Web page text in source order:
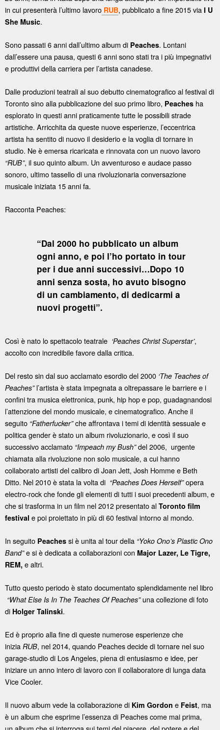
in cui presenterà l’ultimo lavoro RUB, pubblicato a fine 2015 via I U
She Music.
Sono passati 6 anni dall’ultimo album di Peaches. Lontani
dall’essere una pausa, questi 6 anni sono stati tra i più impegnativi
e produttivi della carriera per l’artista canadese.
Dalle produzioni teatrali al suo debutto cinematografico al festival di
Toronto sino alla pubblicazione del suo primo libro, Peaches ha
esplorato in questi anni praticamente tutte le possibili strade
artistiche. Arricchita da queste nuove esperienze, l’eccentrica
artista ha sentito di nuovo il desiderio e la voglia di tornare in
studio. Ne è emersa ricaricata e rinnovata con un nuovo lavoro
“RUB”, il suo quinto album. Un avventuroso e audace passo
sonoro, ultimo tassello di una rivoluzionaria conversazione
musicale iniziata 15 anni fa.
Racconta Peaches:
“Dal 2000 ho pubblicato un album
ogni anno, e poi l’ho portato in tour
per i due anni successivi…Dopo 10
anni senza sosta, ho avuto bisogno
di un cambiamento, di dedicarmi a
nuovi progetti”.
Così è nato lo spettacolo teatrale ‘Peaches Christ Superstar’,
accolto con incredibile favore dalla critica.
Del resto sin dal suo acclamato esordio del 2000 ‘The Teaches of
Peaches”l’artista è stata impegnata a oltrepassare le barriere e i
confini tra musica elettronica, punk, hip hop e pop, guadagnandosi
l’attenzione del mondo musicale, e cinematografico. Anche il
seguito “Fatherfucker”che affrontava i temi di identità sessuale e
politica gender è stato un album rivoluzionario, e così il suo
successivo acclamato “Impeach my Bush”del 2006, urgente
chiamata alla rivoluzione non solo musicale, a cui hanno
collaborato artisti del calibro di Joan Jett, Josh Homme e Beth
Ditto. Nel 2010 è stata la volta di “Peaches Does Herself”opera
electro-rock che fonde gli elementi di tutti i suoi precedenti album, e
che si trasforma in un film nel 2012 presentato al Toronto film
festival e poi proiettato in più di 60 festival intorno al mondo.
In seguito Peaches si è unita al tour della “Yoko Ono’s Plastic Ono
Band”e si è dedicata a collaborazioni con Major Lazer, Le Tigre,
REM, e altri.
Tutto questo periodo è stato documentato splendidamente nel libro
“What Else Is In The Teaches Of Peaches”una collezione di foto
di Holger Talinski.
Ed è proprio alla fine di queste numerose esperienze che
inizia RUB, nel 2014, quando Peaches decide di tornare nel suo
garage-studio di Los Angeles, piena di entusiasmo e idee, per
iniziare un anno intero di lavoro con il collaboratore di lunga data
Vice Cooler.
Il nuovo album vede la collaborazione di Kim Gordon e Feist, ma
è un album che esprime l’essenza di Peaches come mai prima,